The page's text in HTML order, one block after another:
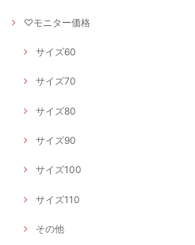
♡モニター価格
サイズ60
サイズ70
サイズ80
サイズ90
サイズ100
サイズ110
その他